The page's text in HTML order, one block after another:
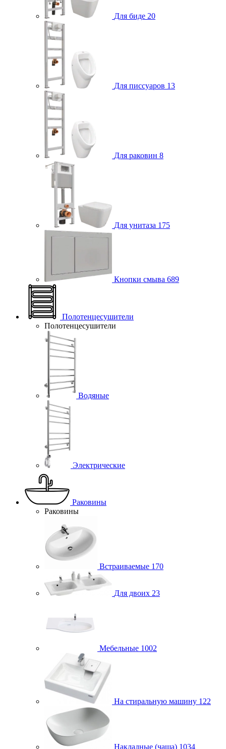
Для биде 20
Для писсуаров 13
Для раковин 8
Для унитаза 175
Кнопки смыва 689
Полотенцесушители
Полотенцесушители
Водяные
Электрические
Раковины
Раковины
Встраиваемые 170
Для двоих 23
Мебельные 1002
На стиральную машину 122
Накладные (чаша) 1034